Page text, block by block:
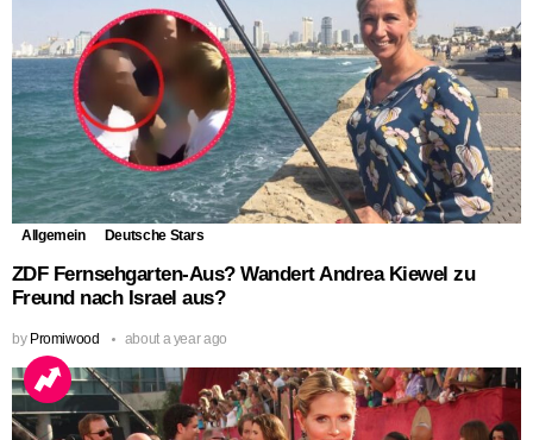
Allgemein Deutsche Stars
ZDF Fernsehgarten-Aus? Wandert Andrea Kiewel zu
Freund nach Israel aus?
by Promiwood about a year ago